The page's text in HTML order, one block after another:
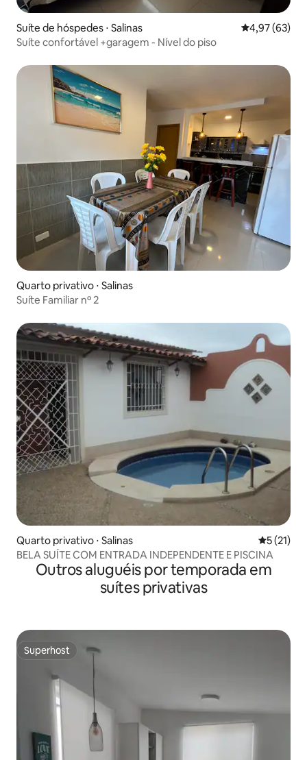
Suíte de hóspedes ⋅ Salinas 4,97 de uma
4,97 (63)
Suíte confortável +garagem - Nível do piso
Quarto privativo ⋅ Salinas
Suíte Familiar nº 2
Quarto privativo ⋅ Salinas 5 de uma
5 (21)
BELA SUÍTE COM ENTRADA INDEPENDENTE E PISCINA
Outros aluguéis por temporada em
suítes privativas
Superhost
Superhost